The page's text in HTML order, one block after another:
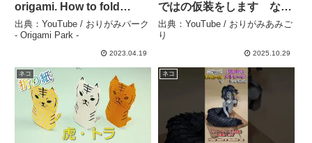
origami. How to fold
Penguin?（Sumikko
Gurashi）. – – おりがみパ
ーク – Origami Park –
出典：YouTube / おりがみパーク
- Origami Park -
2023.04.19
ではの仮装をします なに
を作って～その1813 ゆ
っくりの動画が欲しいとき
はコメント欄で教えてくだ
紙 – おりがみあみごり
出典：YouTube / おりがみあみご
り
2025.10.29
ネコ ネコ